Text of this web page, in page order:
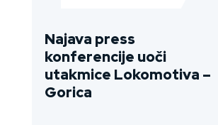
Najava press
konferencije uoči
utakmice Lokomotiva –
Gorica